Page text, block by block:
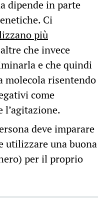
dipende in parte
Ci
più
che invece
e che quindi
molecola risentendo
come
l’agitazione.
deve imparare
utilizzare una buona
per il proprio